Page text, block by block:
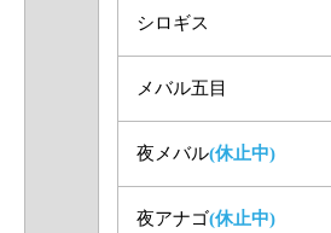
シロギス
メバル五目
夜メバル(休止中)
夜アナゴ(休止中)